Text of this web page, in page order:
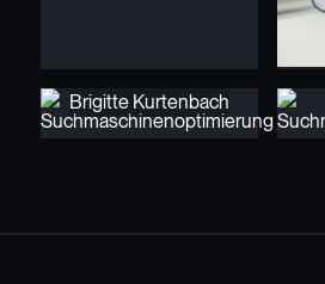
Brigitte Kurtenbach